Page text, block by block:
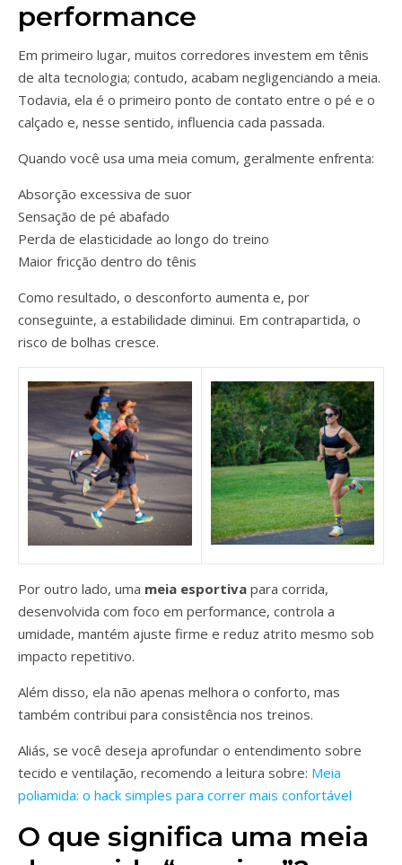
performance
Em primeiro lugar, muitos corredores investem em tênis
de alta tecnologia; contudo, acabam negligenciando a meia.
Todavia, ela é o primeiro ponto de contato entre o pé e o
calçado e, nesse sentido, influencia cada passada.
Quando você usa uma meia comum, geralmente enfrenta:
Absorção excessiva de suor
Sensação de pé abafado
Perda de elasticidade ao longo do treino
Maior fricção dentro do tênis
Como resultado, o desconforto aumenta e, por
conseguinte, a estabilidade diminui. Em contrapartida, o
risco de bolhas cresce.
Por outro lado, uma meia esportiva para corrida,
desenvolvida com foco em performance, controla a
umidade, mantém ajuste firme e reduz atrito mesmo sob
impacto repetitivo.
Além disso, ela não apenas melhora o conforto, mas
também contribui para consistência nos treinos.
Aliás, se você deseja aprofundar o entendimento sobre
tecido e ventilação, recomendo a leitura sobre: Meia
poliamida: o hack simples para correr mais confortável
O que significa uma meia